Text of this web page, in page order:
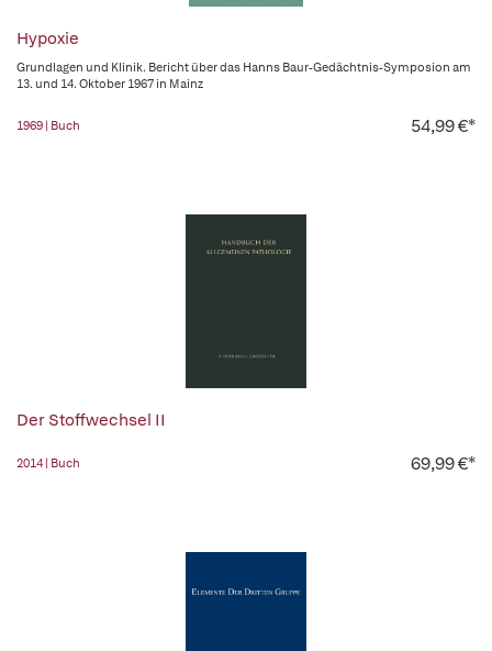
Hypoxie
Grundlagen und Klinik. Bericht über das Hanns Baur-Gedächtnis-Symposion am
13. und 14. Oktober 1967 in Mainz
1969 | Buch 54,99 €*
Der Stoffwechsel II
2014 | Buch 69,99 €*